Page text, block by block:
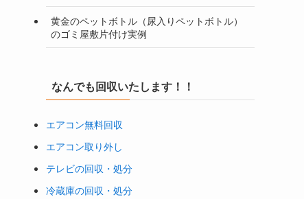
黄金のペットボトル（尿入りペットボトル）
のゴミ屋敷片付け実例
なんでも回収いたします！！
エアコン無料回収
エアコン取り外し
テレビの回収・処分
冷蔵庫の回収・処分